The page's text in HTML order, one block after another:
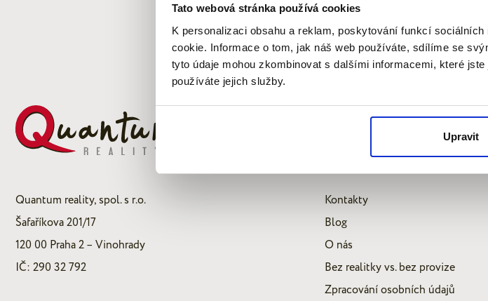
Tato webová stránka používá cookies
K personalizaci obsahu a reklam, poskytování funkcí
cookie. Informace o tom, jak náš web používáte, sdílíme se
tyto údaje mohou zkombinovat s dalšími informacemi, které
používáte jejich služby.
Upravit
Quantum reality, spol. s r.o.
Šafaříkova 201/17
120 00 Praha 2 – Vinohrady
IČ: 290 32 792
Kontakty
Blog
O nás
Bez realitky vs. bez provize
Zpracování osobních údajů